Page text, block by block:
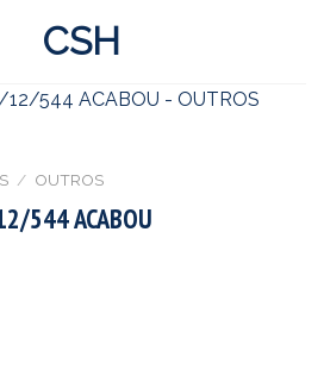
/ OUTROS
544 ACABOU